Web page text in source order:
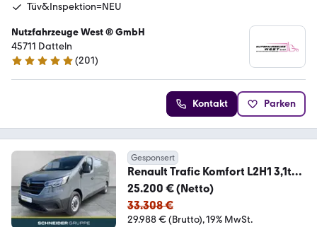
Tüv&Inspektion=NEU
Nutzfahrzeuge West ® GmbH
45711 Datteln
4.9 Sterne
(201)
Kontakt Parken
Gesponsert
Renault Trafic Komfort L2H1 3,1t
Blue dCi 150 QSTOMIZE
25.200 € (Netto)
33.308 €
29.988 € (Brutto) 19% MwSt.